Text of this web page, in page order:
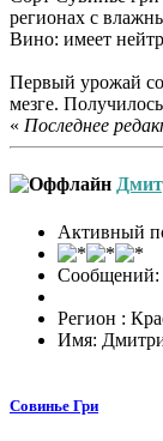
регионах с
Вино: имеет
Первый урожай
мезге.
« Последнее
Активный
Сообщений:
Регион :
Имя:
Совинье Гри